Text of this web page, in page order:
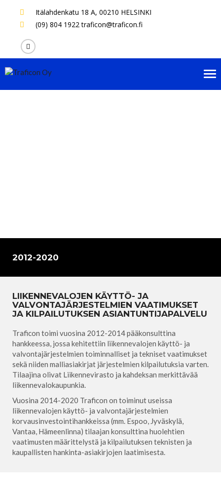
Itälahdenkatu 18 A, 00210 HELSINKI
(09) 804 1922traficon@traficon.fi
2012-2020
LIIKENNEVALOJEN KÄYTTÖ- JA
VALVONTAJÄRJESTELMIEN VAATIMUKSET
JA KILPAILUTUKSEN ASIANTUNTIJAPALVELU
Traficon toimi vuosina 2012-2014 pääkonsulttina
hankkeessa, jossa kehitettiin liikennevalojen käyttö- ja
valvontajärjestelmien toiminnalliset ja tekniset vaatimukset
sekä niiden malliasiakirjat järjestelmien kilpailutuksia varten.
Tilaajina olivat Liikennevirasto ja kahdeksan merkittävää
liikennevalokaupunkia.
Vuosina 2014-2020 Traficon on toiminut useissa
liikennevalojen käyttö- ja valvontajärjestelmien
korvausinvestointihankkeissa (mm. Espoo, Jyväskylä,
Vantaa, Hämeenlinna) tilaajan konsulttina huolehtien
vaatimusten määrittelystä ja kilpailutuksen teknisten ja
kaupallisten hankinta-asiakirjojen laatimisesta.